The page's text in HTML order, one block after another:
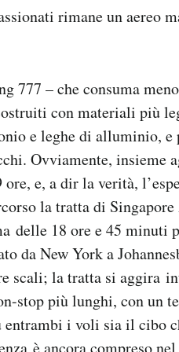
rimane un aereo
777 – che consuma
con materiali più
e leghe di alluminio, e
Ovviamente, insieme
e, a dir la verità,
la tratta di
delle 18 ore e 45 minuti
da New York a
scali; la tratta si aggira
stop più lunghi, con un
i voli sia il cibo
è ancora compreso